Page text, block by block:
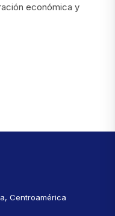
económica y
Centroamérica